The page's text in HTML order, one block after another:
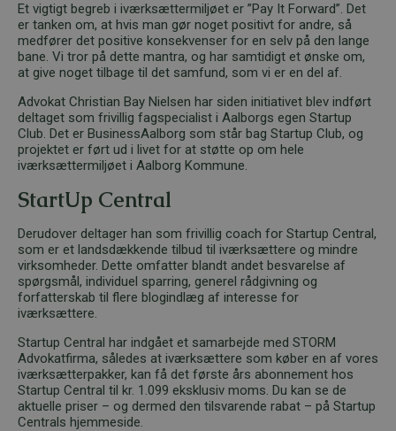
Et vigtigt begreb i iværksættermiljøet er ”Pay It Forward”. Det
er tanken om, at hvis man gør noget positivt for andre, så
medfører det positive konsekvenser for en selv på den lange
bane. Vi tror på dette mantra, og har samtidigt et ønske om,
at give noget tilbage til det samfund, som vi er en del af.
Advokat Christian Bay Nielsen har siden initiativet blev indført
deltaget som frivillig fagspecialist i Aalborgs egen Startup
Club. Det er BusinessAalborg som står bag Startup Club, og
projektet er ført ud i livet for at støtte op om hele
iværksættermiljøet i Aalborg Kommune.
StartUp Central
Derudover deltager han som frivillig coach for Startup Central,
som er et landsdækkende tilbud til iværksættere og mindre
virksomheder. Dette omfatter blandt andet besvarelse af
spørgsmål, individuel sparring, generel rådgivning og
forfatterskab til flere blogindlæg af interesse for
iværksættere.
Startup Central har indgået et samarbejde med STORM
Advokatfirma, således at iværksættere som køber en af vores
iværksætterpakker, kan få det første års abonnement hos
Startup Central til kr. 1.099 eksklusiv moms. Du kan se de
aktuelle priser – og dermed den tilsvarende rabat – på Startup
Centrals hjemmeside.